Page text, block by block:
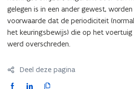
gelegen is in een ander gewest,
voorwaarde dat de periodiciteit
het keuringsbewijs) die op het
werd overschreden.
Deel deze pagina
F
L
K